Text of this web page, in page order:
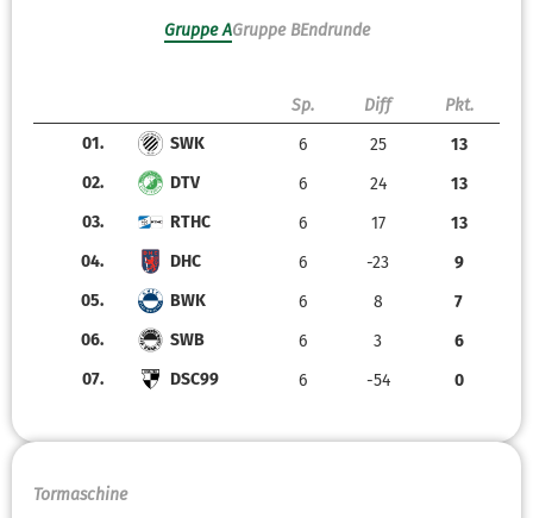
Gruppe AGruppe BEndrunde
Sp. Diff
Pkt.
01.
SWK 6 25
13
02.
DTV 6 24
13
03.
RTHC 6 17
13
04.
DHC 6 -23
9
05.
BWK 6 8
7
06.
SWB 6 3
6
07.
DSC99 6 -54 0
Tormaschine